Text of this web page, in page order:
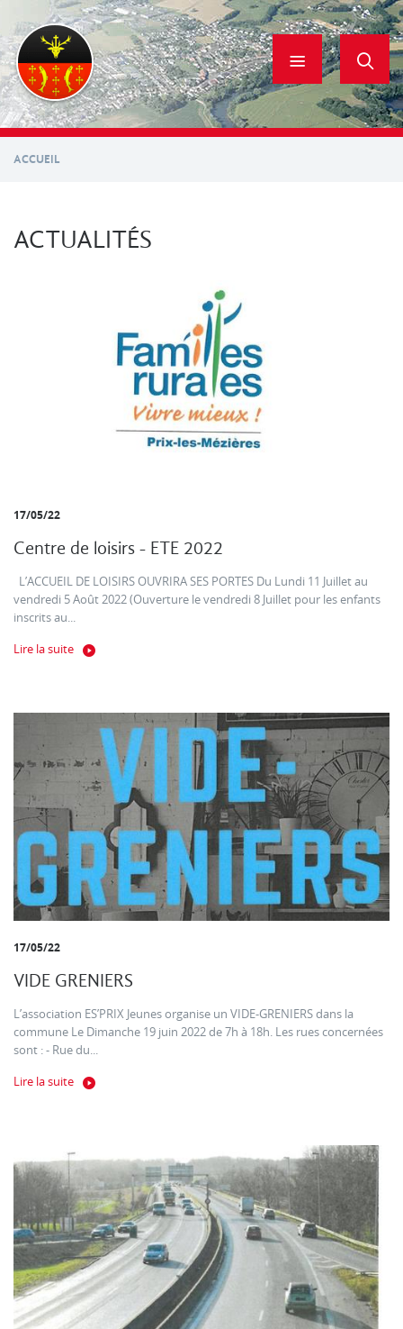
contenu
principal
ACCUEIL
ACTUALITÉS
17/05/22
Centre de loisirs - ETE 2022
L’ACCUEIL DE LOISIRS OUVRIRA SES PORTES Du Lundi 11 Juillet au
vendredi 5 Août 2022 (Ouverture le vendredi 8 Juillet pour les enfants
inscrits au...
Lire la suite
17/05/22
VIDE GRENIERS
L’association ES’PRIX Jeunes organise un VIDE-GRENIERS dans la
commune Le Dimanche 19 juin 2022 de 7h à 18h. Les rues concernées
sont : - Rue du...
Lire la suite